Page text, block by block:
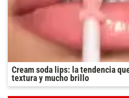
Cream soda lips: la tendencia
textura y mucho brillo